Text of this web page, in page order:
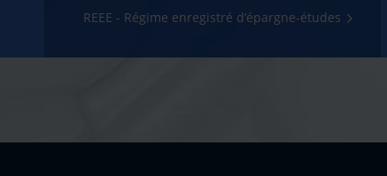
REEE - Régime enregistré d’épargne-études